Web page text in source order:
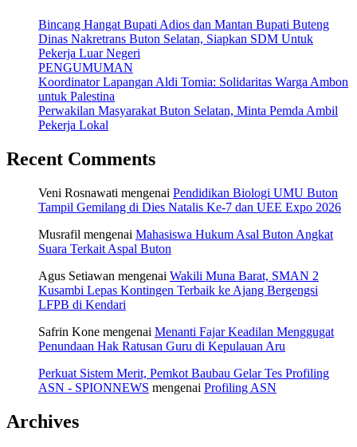
Bincang Hangat Bupati Adios dan Mantan Bupati Buteng
Dinas Nakretrans Buton Selatan, Siapkan SDM Untuk
Pekerja Luar Negeri
PENGUMUMAN
Koordinator Lapangan Aldi Tomia: Solidaritas Warga Ambon
untuk Palestina
Perwakilan Masyarakat Buton Selatan, Minta Pemda Ambil
Pekerja Lokal
Recent Comments
Veni Rosnawati mengenai Pendidikan Biologi UMU Buton
Tampil Gemilang di Dies Natalis Ke-7 dan UEE Expo 2026
Musrafil mengenai Mahasiswa Hukum Asal Buton Angkat
Suara Terkait Aspal Buton
Agus Setiawan mengenai Wakili Muna Barat, SMAN 2
Kusambi Lepas Kontingen Terbaik ke Ajang Bergengsi
LFPB di Kendari
Safrin Kone mengenai Menanti Fajar Keadilan Menggugat
Penundaan Hak Ratusan Guru di Kepulauan Aru
Perkuat Sistem Merit, Pemkot Baubau Gelar Tes Profiling
ASN - SPIONNEWS mengenai Profiling ASN
Archives